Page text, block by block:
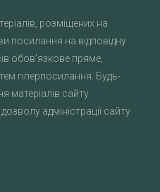
розміщених на
посилання на відповідну
обов'язкове пряме,
гіперпосилання. Будь-
матеріалів сайту
адміністрації сайту